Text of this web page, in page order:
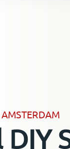
DIY